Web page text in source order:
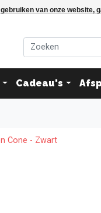
gebruiken van onze website,
Cadeau's
Cone - Zwart